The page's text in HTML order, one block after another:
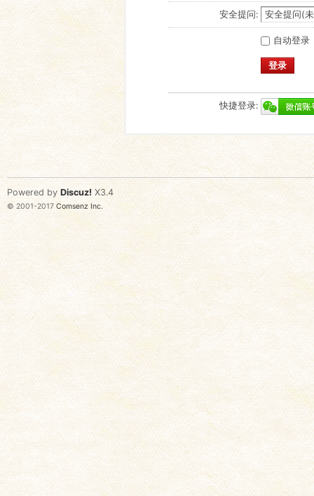
安全提问:
自动登录
登录
快捷登录:
Powered by Discuz! X3.4
© 2001-2017 Comsenz Inc.